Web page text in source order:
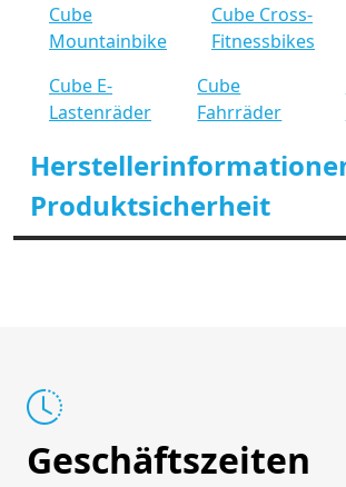
Cube
Mountainbike
Cube Cross-
Fitnessbikes
Cube E-
Lastenräder
Cube
Fahrräder
Produktsicherheit
Geschäftszeiten